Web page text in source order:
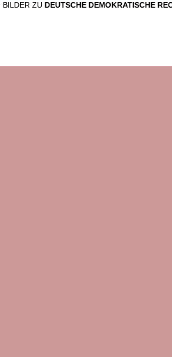
BILDER ZU DEUTSCHE DEMOKRATISCHE